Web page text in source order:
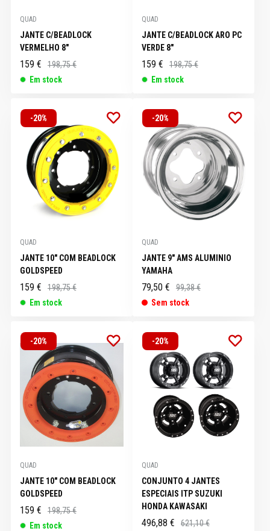
QUAD
JANTE C/BEADLOCK
VERMELHO 8"
159 €
198,75 €
Em stock
QUAD
JANTE C/BEADLOCK ARO PC
VERDE 8"
159 €
198,75 €
Em stock
-20%
QUAD
JANTE 10" COM BEADLOCK
GOLDSPEED
159 €
198,75 €
Em stock
-20%
QUAD
JANTE 9" AMS ALUMINIO
YAMAHA
79,50 €
99,38 €
Sem stock
-20%
QUAD
JANTE 10" COM BEADLOCK
GOLDSPEED
159 €
198,75 €
Em stock
-20%
QUAD
CONJUNTO 4 JANTES
ESPECIAIS ITP SUZUKI
HONDA KAWASAKI
496,88 €
621,10 €